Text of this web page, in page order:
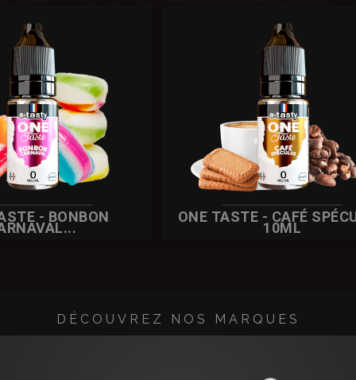
- BONBON ONE TASTE - CAFÉ
10ML
DÉCOUVREZ NOS MARQUES